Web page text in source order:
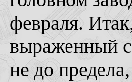
февраля.
выраженный
не до